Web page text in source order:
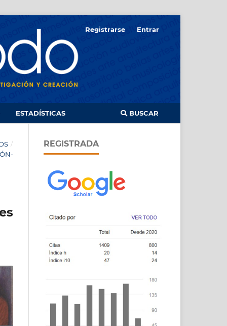
ESTADÍSTICAS BUSCAR
Registrarse Entrar
/
REGISTRADA